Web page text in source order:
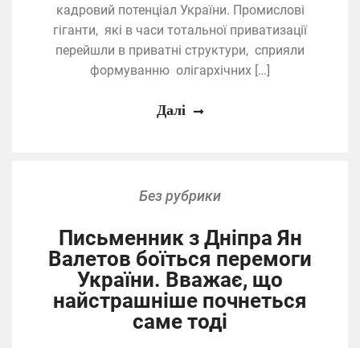
кадровий потенціал України. Промислові
гіганти, які в часи тотальної приватизації
перейшли в приватні структури, сприяли
формуванню олігархічних […]
Далі
Без рубрики
Письменник з Дніпра Ян
Валетов боїться перемоги
України. Вважає, що
найстрашніше почнеться
саме тоді